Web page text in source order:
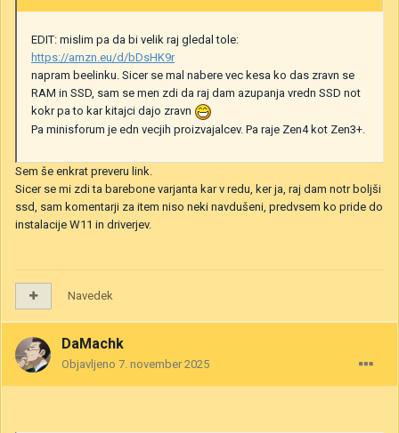
EDIT: mislim pa da bi velik raj gledal tole:
https://amzn.eu/d/bDsHK9r
napram beelinku. Sicer se mal nabere vec kesa ko das zravn se
RAM in SSD, sam se men zdi da raj dam azupanja vredn SSD not
kokr pa to kar kitajci dajo zravn
Pa minisforum je edn vecjih proizvajalcev. Pa raje Zen4 kot Zen3+.
Sem še enkrat preveru link.
Sicer se mi zdi ta barebone varjanta kar v redu, ker ja, raj dam notr boljši
ssd, sam komentarji za item niso neki navdušeni, predvsem ko pride do
instalacije W11 in driverjev.
Navedek
DaMachk
Objavljeno 7. november 2025